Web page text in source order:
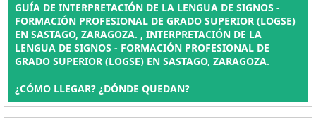
GUÍA DE INTERPRETACIÓN DE LA LENGUA DE SIGNOS -
FORMACIÓN PROFESIONAL DE GRADO SUPERIOR (LOGSE)
EN SASTAGO, ZARAGOZA. , INTERPRETACIÓN DE LA
LENGUA DE SIGNOS - FORMACIÓN PROFESIONAL DE
GRADO SUPERIOR (LOGSE) EN SASTAGO, ZARAGOZA.
¿CÓMO LLEGAR? ¿DÓNDE QUEDAN?